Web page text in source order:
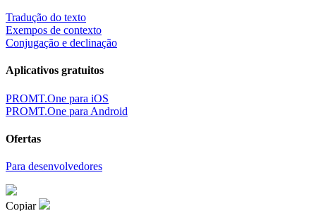
Tradução do texto
Exempos de contexto
Conjugação e declinação
Aplicativos gratuitos
PROMT.One para iOS
PROMT.One para Android
Ofertas
Para desenvolvedores
Copiar